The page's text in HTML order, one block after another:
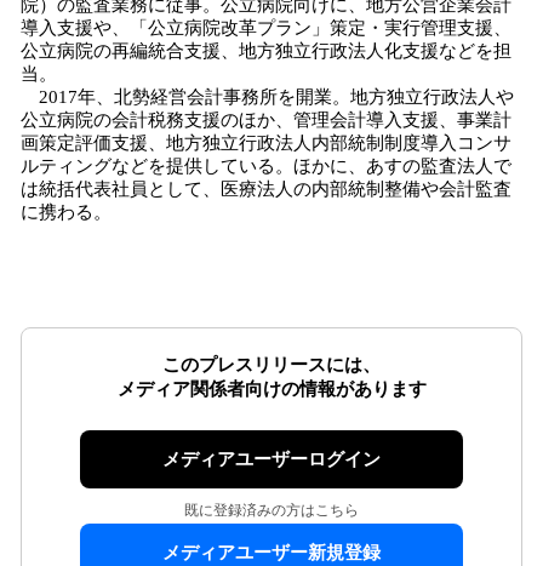
院）の監査業務に従事。公立病院向けに、地方公営企業会計
導入支援や、「公立病院改革プラン」策定・実行管理支援、
公立病院の再編統合支援、地方独立行政法人化支援などを担
当。
2017年、北勢経営会計事務所を開業。地方独立行政法人や
公立病院の会計税務支援のほか、管理会計導入支援、事業計
画策定評価支援、地方独立行政法人内部統制制度導入コンサ
ルティングなどを提供している。ほかに、あすの監査法人で
は統括代表社員として、医療法人の内部統制整備や会計監査
に携わる。
このプレスリリースには、
メディア関係者向けの情報があります
メディアユーザーログイン
既に登録済みの方はこちら
メディアユーザー新規登録